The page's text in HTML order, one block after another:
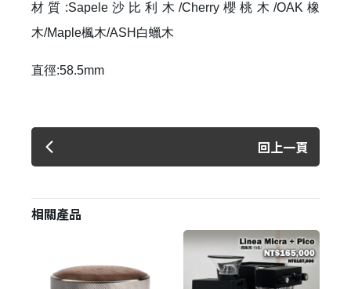
材質:Sapele沙比利木/Cherry櫻桃木/OAK橡
木/Maple楓木/ASH白蠟木
直徑:58.5mm
回上一頁
相關產品